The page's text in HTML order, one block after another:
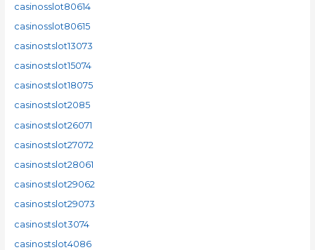
casinosslot80614
casinosslot80615
casinostslot13073
casinostslot15074
casinostslot18075
casinostslot2085
casinostslot26071
casinostslot27072
casinostslot28061
casinostslot29062
casinostslot29073
casinostslot3074
casinostslot4086